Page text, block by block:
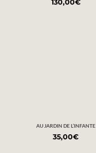
130,00€
AU JARDIN DE L’INFANTE
35,00€